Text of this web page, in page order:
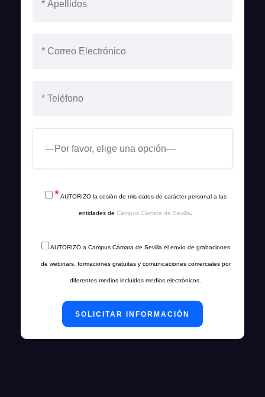
* AUTORIZO la cesión de mis datos de carácter personal a las
entidades de Campus Cámara de Sevilla
AUTORIZO a Campus Cámara de Sevilla el envío de grabaciones
de webinars, formaciones gratuitas y comunicaciones comerciales por
diferentes medios incluidos medios electrónicos.